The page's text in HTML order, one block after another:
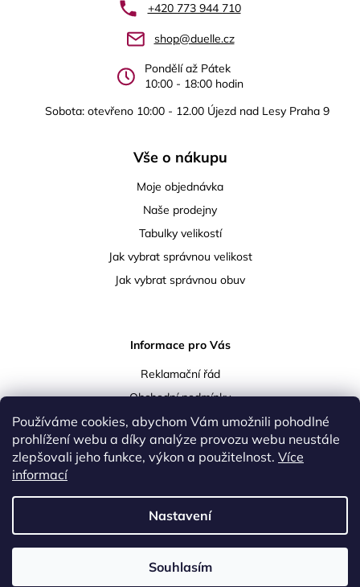
Používáme cookies, abychom Vám umožnili pohodlné
prohlížení webu a díky analýze provozu webu neustále
zlepšovali jeho funkce, výkon a použitelnost. Více
informací
Nastavení
Souhlasím
+420 773 944 710
shop@duelle.cz
Pondělí až Pátek
10:00 - 18:00 hodin
Sobota: otevřeno 10:00 - 12.00 Újezd nad Lesy Praha 9
Vše o nákupu
Moje objednávka
Naše prodejny
Tabulky velikostí
Jak vybrat správnou velikost
Jak vybrat správnou obuv
Informace pro Vás
Reklamační řád
Obchodní podmínky
Podmínky ochrany osobních údajů
Doprava a platba
Vrácení a reklamace zboží
Lukáš Koula| Vytvořil Shoptet